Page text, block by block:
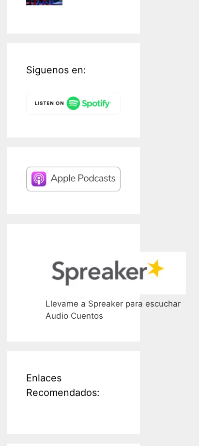
Siguenos en:
Llevame a Spreaker para escuchar
Audio Cuentos
Enlaces
Recomendados: